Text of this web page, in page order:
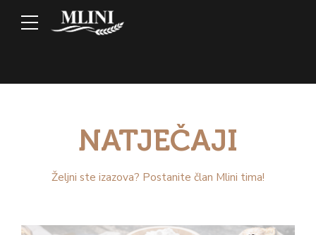
NATJEČAJI
Željni ste izazova? Postanite član Mlini tima!